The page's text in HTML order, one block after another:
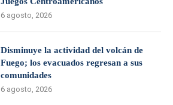
6 agosto, 2026
Disminuye la actividad del volcán de
Fuego; los evacuados regresan a sus
comunidades
6 agosto, 2026